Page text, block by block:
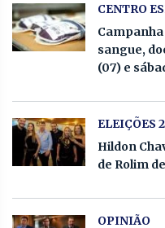
CENTRO
Campanha
sangue,
(07) e
ELEIÇÕES
Hildon
de Rolim
OPINIÃO